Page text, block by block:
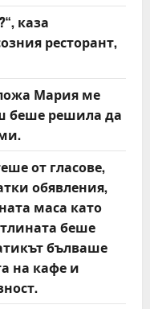
каза
ресторант,
Мария ме
беше решила да
от гласове,
обявления,
маса като
беше
бълваше
на кафе и